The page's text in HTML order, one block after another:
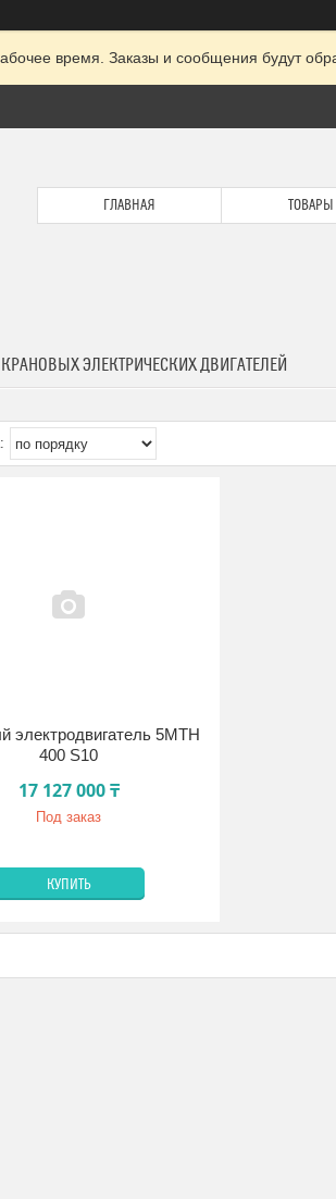
время. Заказы и сообщения будут
ГЛАВНАЯ ТОВАРЫ
ЭЛЕКТРИЧЕСКИХ ДВИГАТЕЛЕЙ
электродвигатель 5МТН
400 S10
17 127 000 ₸
Под заказ
КУПИТЬ